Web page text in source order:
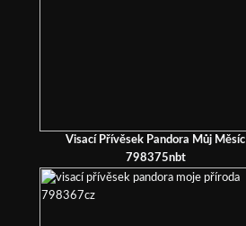
Visací Přívěsek Pandora Můj Měsíc
798375nbt